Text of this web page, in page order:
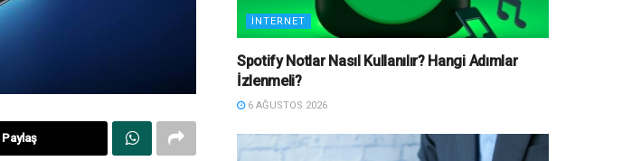
İNTERNET
Spotify Notlar Nasıl Kullanılır? Hangi Adımlar
İzlenmeli?
6 AĞUSTOS 2026